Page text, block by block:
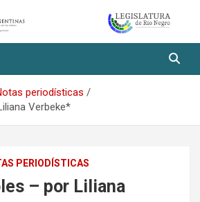
Malvinas – Río
periodísticas
Verbeke*
PERIODÍSTICAS
– por Liliana